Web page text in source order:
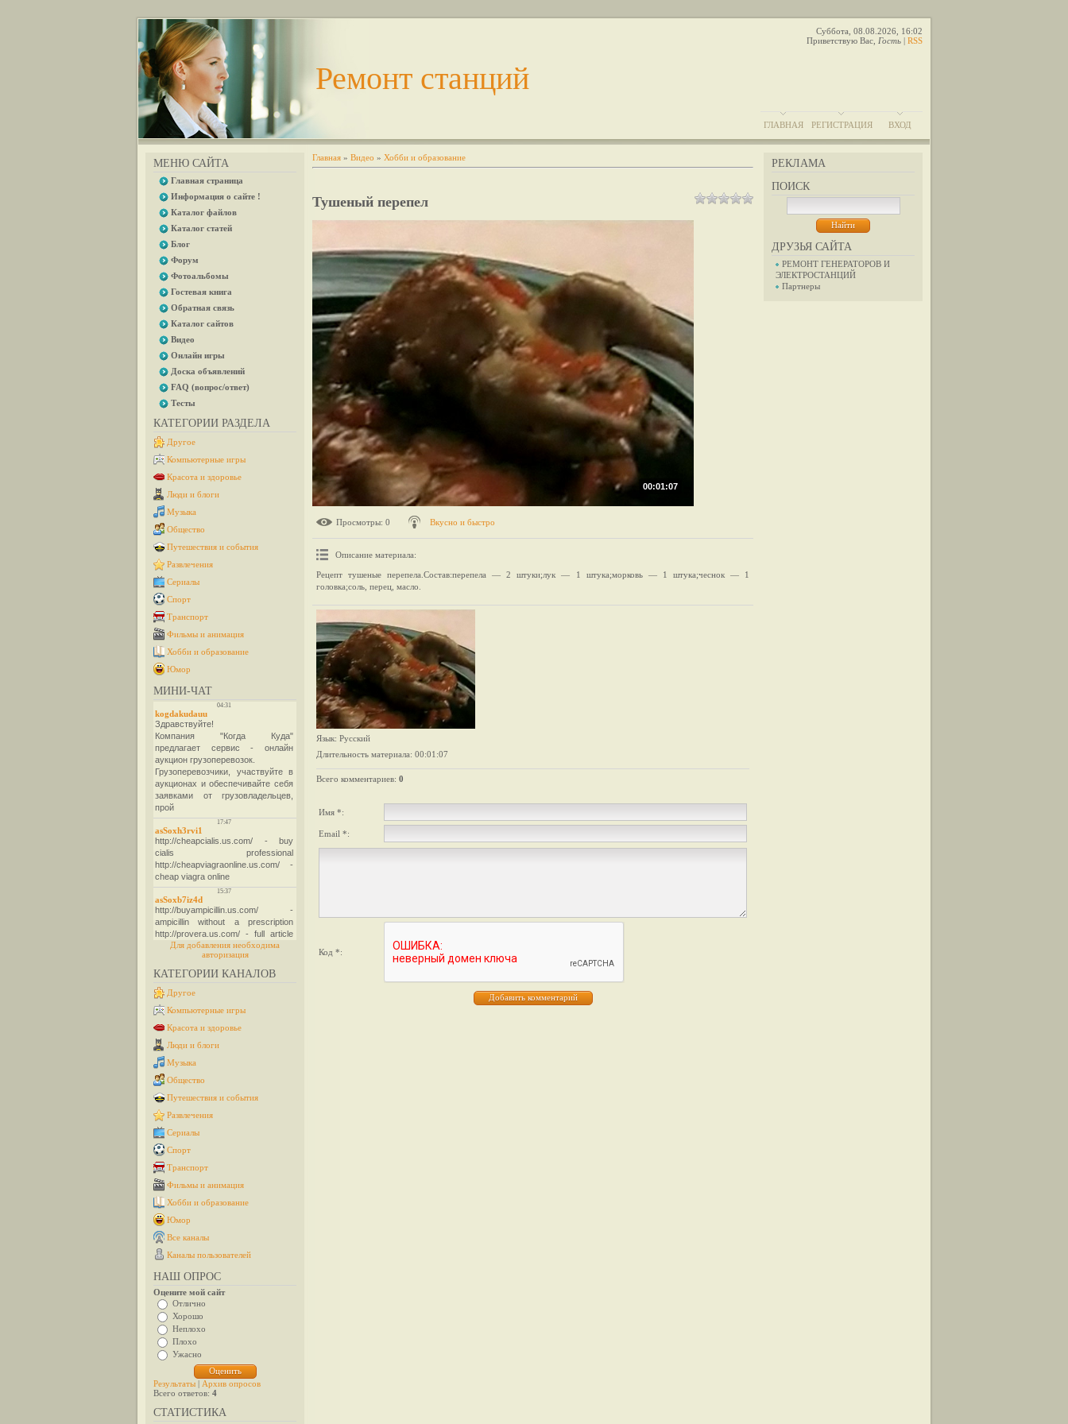
Ремонт станций
Суббота, 08.08.2026, 16:02
Приветствую Вас Гость | RSS
ГЛАВНАЯ РЕГИСТРАЦИЯ ВХОД
МЕНЮ САЙТА
Главная страница
Информация о сайте !
Каталог файлов
Каталог статей
Блог
Форум
Фотоальбомы
Гостевая книга
Обратная связь
Каталог сайтов
Видео
Онлайн игры
Доска объявлений
FAQ (вопрос/ответ)
Тесты
КАТЕГОРИИ РАЗДЕЛА
Другое
Компьютерные игры
Красота и здоровье
Люди и блоги
Музыка
Общество
Путешествия и события
Развлечения
Сериалы
Спорт
Транспорт
Фильмы и анимация
Хобби и образование
Юмор
МИНИ-ЧАТ
Для добавления необходима
авторизация
КАТЕГОРИИ КАНАЛОВ
Другое
Компьютерные игры
Красота и здоровье
Люди и блоги
Музыка
Общество
Путешествия и события
Развлечения
Сериалы
Спорт
Транспорт
Фильмы и анимация
Хобби и образование
Юмор
Все каналы
Каналы пользователей
НАШ ОПРОС
Оцените мой сайт
Отлично
Хорошо
Неплохо
Плохо
Ужасно
Результаты | Архив опросов
Всего ответов: 4
СТАТИСТИКА
РЕКЛАМА
ПОИСК
ДРУЗЬЯ САЙТА
РЕМОНТ ГЕНЕРАТОРОВ И
ЭЛЕКТРОСТАНЦИЙ
Партнеры
Главная » Видео » Хобби и образование
Тушеный перепел
00:01:07
Просмотры: 0 Вкусно и быстро
Описание материала:
Рецепт тушеные перепела.Состав:перепела — 2 штуки;лук — 1 штука;морковь — 1 штука;чеснок — 1
головка;соль, перец, масло.
Язык: Русский
Длительность материала: 00:01:07
Всего комментариев: 0
Имя *:
Email *:
Код *: